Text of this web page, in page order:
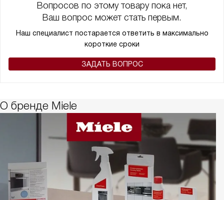
Вопросов по этому товару пока нет,
Ваш вопрос может стать первым.
Наш специалист постарается ответить в максимально
короткие сроки
ЗАДАТЬ ВОПРОС
О бренде Miele